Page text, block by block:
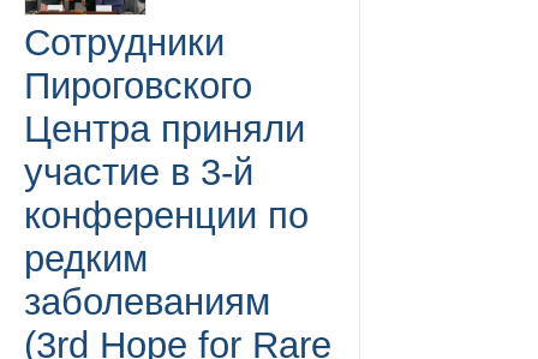
Сотрудники
Пироговского
Центра приняли
участие в 3-й
конференции по
редким
заболеваниям
(3rd Hope for Rare